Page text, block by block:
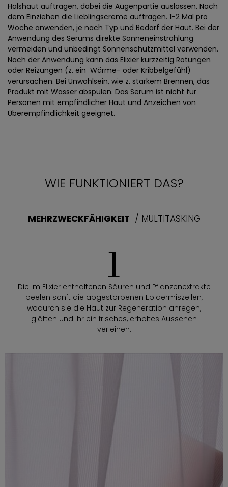
Halshaut auftragen, dabei die Augenpartie auslassen. Nach
dem Einziehen die Lieblingscreme auftragen. 1-2 Mal pro
Woche anwenden, je nach Typ und Bedarf der Haut. Bei der
Anwendung des Serums direkte Sonneneinstrahlung
vermeiden und unbedingt Sonnenschutzmittel verwenden.
Nach der Anwendung kann das Elixier kurzzeitig Rötungen
oder Reizungen (z. ein Wärme- oder Kribbelgefühl)
verursachen. Bei Unwohlsein, wie z. starkem Brennen, das
Produkt mit Wasser abspülen. Das Serum ist nicht für
Personen mit empfindlicher Haut und Anzeichen von
Überempfindlichkeit geeignet.
WIE FUNKTIONIERT DAS?
MEHRZWECKFÄHIGKEIT / MULTITASKING
1
Die im Elixier enthaltenen Säuren und Pflanzenextrakte
peelen sanft die abgestorbenen Epidermiszellen,
wodurch sie die Haut zur Regeneration anregen,
glätten und ihr ein frisches, erholtes Aussehen
verleihen.